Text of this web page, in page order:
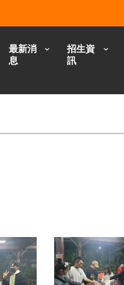
最新消
息
招生資
訊